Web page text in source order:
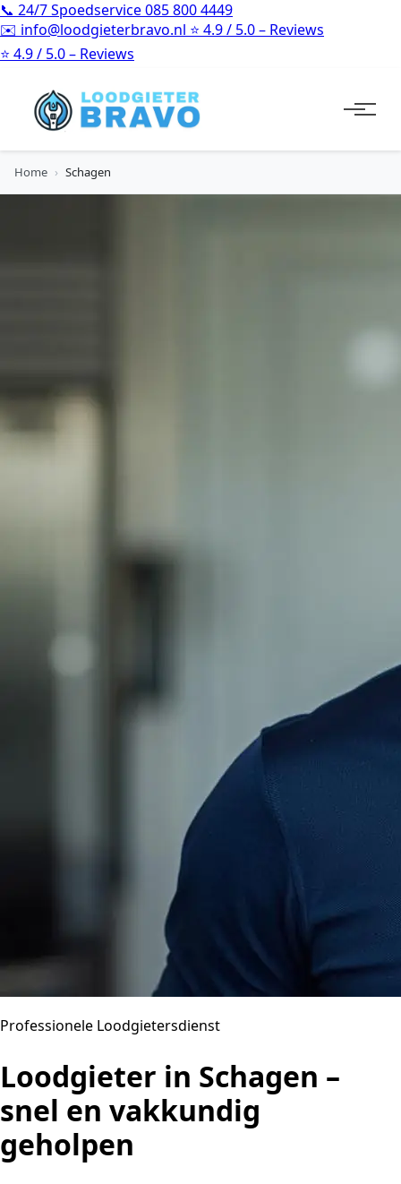
📞 24/7 Spoedservice085 800 4449
✉️ info@loodgieterbravo.nl ⭐ 4.9 / 5.0 – Reviews
⭐ 4.9 / 5.0 – Reviews
Home › Schagen
Professionele Loodgietersdienst
Loodgieter in Schagen –
snel en vakkundig
geholpen